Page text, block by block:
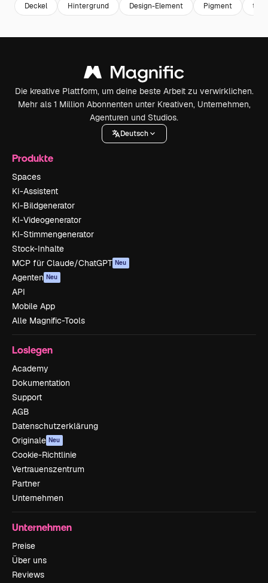
Deckel Hintergrund Design-Element Pigment
Die kreative Plattform, um deine beste Arbeit zu verwirklichen.
Mehr als 1 Million Abonnenten unter Kreativen, Unternehmen,
Agenturen und Studios.
Deutsch
Produkte
Spaces
KI-Assistent
KI-Bildgenerator
KI-Videogenerator
KI-Stimmengenerator
Stock-Inhalte
MCP für Claude/ChatGPT Neu
Agenten Neu
API
Mobile App
Alle Magnific-Tools
Loslegen
Academy
Dokumentation
Support
AGB
Datenschutzerklärung
Originale Neu
Cookie-Richtlinie
Vertrauenszentrum
Partner
Unternehmen
Unternehmen
Preise
Über uns
Reviews